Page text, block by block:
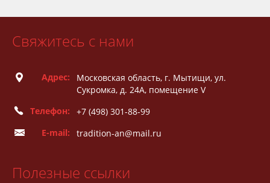
Свяжитесь с нами
Адрес:
Московская область, г. Мытищи, ул.
Сукромка, д. 24А, помещение V
Телефон:
+7 (498) 301-88-99
E-mail:
tradition-an@mail.ru
Полезные ссылки